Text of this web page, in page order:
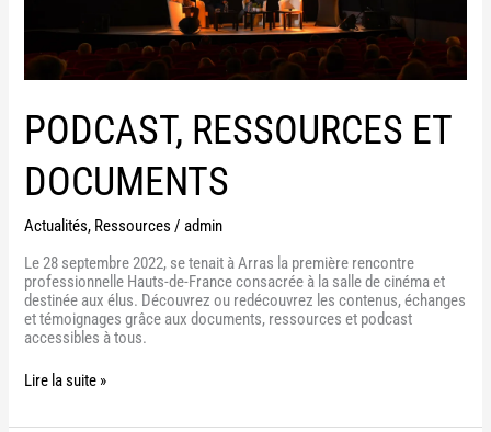
PODCAST, RESSOURCES ET
DOCUMENTS
Actualités, Ressources /admin
Le 28 septembre 2022, se tenait à Arras la première rencontre
professionnelle Hauts-de-France consacrée à la salle de cinéma et
destinée aux élus. Découvrez ou redécouvrez les contenus, échanges
et témoignages grâce aux documents, ressources et podcast
accessibles à tous.
Lire la suite »